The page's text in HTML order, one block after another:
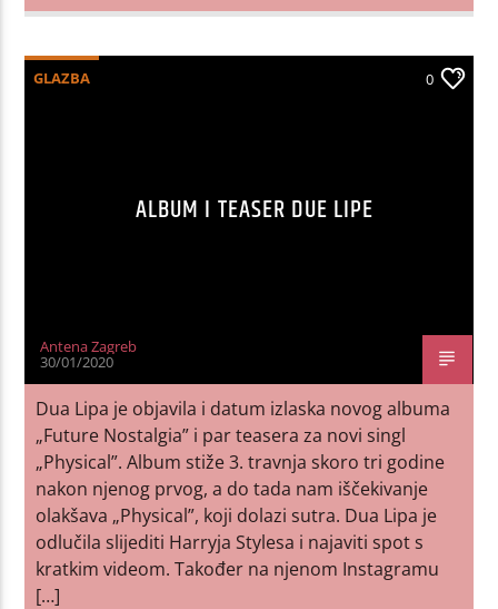
GLAZBA 0
ALBUM I TEASER DUE LIPE
Antena Zagreb
30/01/2020
Dua Lipa je objavila i datum izlaska novog albuma
„Future Nostalgia” i par teasera za novi singl
„Physical”. Album stiže 3. travnja skoro tri godine
nakon njenog prvog, a do tada nam iščekivanje
olakšava „Physical”, koji dolazi sutra. Dua Lipa je
odlučila slijediti Harryja Stylesa i najaviti spot s
kratkim videom. Također na njenom Instagramu
[…]